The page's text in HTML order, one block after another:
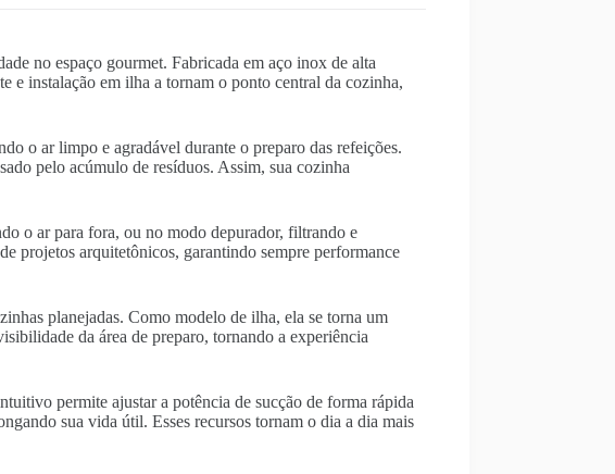
no espaço gourmet. Fabricada em aço inox de alta
e instalação em ilha a tornam o ponto central da cozinha,
o ar limpo e agradável durante o preparo das refeições.
pelo acúmulo de resíduos. Assim, sua cozinha
o ar para fora, ou no modo depurador, filtrando e
projetos arquitetônicos, garantindo sempre performance
planejadas. Como modelo de ilha, ela se torna um
da área de preparo, tornando a experiência
permite ajustar a potência de sucção de forma rápida
sua vida útil. Esses recursos tornam o dia a dia mais